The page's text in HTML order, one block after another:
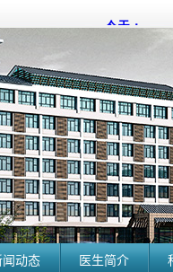
闻动态 医生简介